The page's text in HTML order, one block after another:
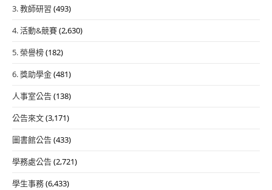
3. 教師研習 (493)
4. 活動&競賽(2,630)
5. 榮譽榜(182)
6. 獎助學金(481)
人事室公告(138)
公告來文(3,171)
圖書館公告(433)
學務處公告(2,721)
學生事務(6,433)